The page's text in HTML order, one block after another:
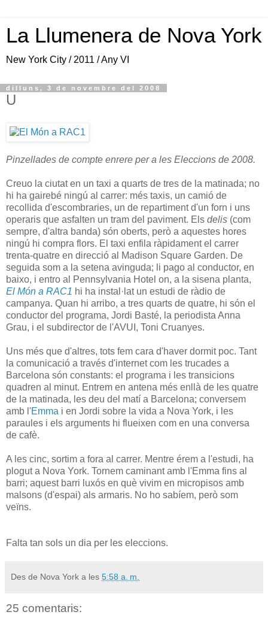
La Llumenera de Nova York
New York City / 2011 / Any VI
dilluns, 3 de novembre del 2008
U
Pinzellades de compte enrere per a les Eleccions de 2008.
Creuo la ciutat en un taxi a quarts de tres de la matinada; no
hi ha gairebé ningú al carrer: més taxis, un camió de
recollida d'escombraries, un de repartiment d'un forn i uns
operaris que asfalten un tram del paviment. Els delis (com
sempre, d'altra banda) són oberts, però a aquestes hores
ningú hi compra flors. El taxi enfila ràpidament el carrer
trenta-quatre en direcció al Madison Square Garden. De
seguida som a la setena avinguda; li pago al conductor, en
baixo, i entro al Pennsylvania Hotel on, a la sisena planta,
El Món a RAC1 hi ha instal·lat un estudi de ràdio de
campanya. Quan hi arribo, a tres quarts de quatre, hi són el
conductor del programa, Jordi Basté, la periodista Anna
Grau, i el subdirector de l'AVUI, Toni Cruanyes.
Uns més que d'altres, tots fem cara d'haver dormit poc. Tant
la comunicació a través d'internet com les trucades a
Barcelona són constants: el programa i les transicions
quadren al minut. Entrem en antena més enllà de les quatre
de la matinada, les deu del matí a Barcelona; conversem
amb l'Emma i en Jordi sobre la vida a Nova York, i les
paraules i els arguments hi flueixen com en una conversa
de cafè.
A les cinc, sortim a fora al carrer. Mentre érem a l'estudi, ha
plogut a Nova York. Tornem caminant amb l'Emma fins al
barri; aquest barri luxós en què vivim en micropisos amb
malsons (d'espai) als armaris. No ho sabíem, però som
veïns.
Falta tan sols un dia per les eleccions.
Des de Nova York a les 5:58 a. m.
25 comentaris: